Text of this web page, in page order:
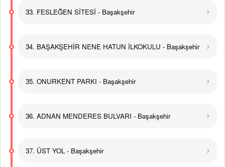
33. FESLEĞEN SİTESİ - Başakşehir
34. BAŞAKŞEHİR NENE HATUN İLKOKULU - Başakşehir
35. ONURKENT PARKI - Başakşehir
36. ADNAN MENDERES BULVARI - Başakşehir
37. ÜST YOL - Başakşehir